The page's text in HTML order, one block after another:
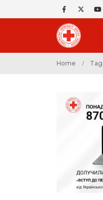
Home